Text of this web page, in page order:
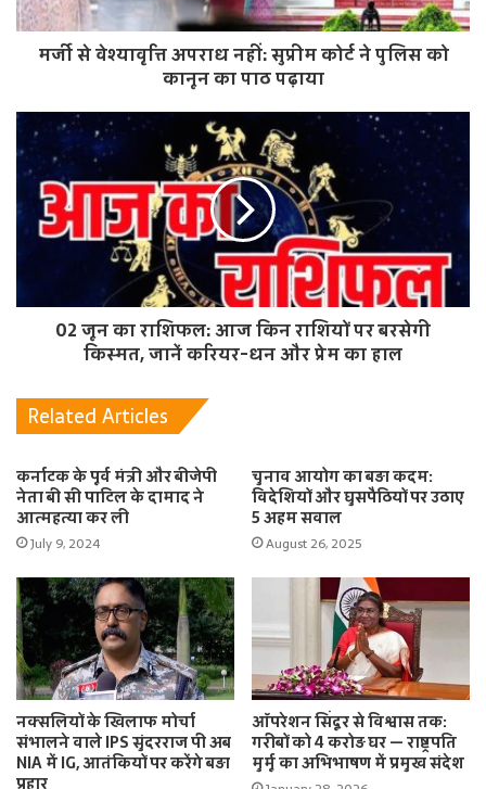
मर्जी से वेश्यावृत्ति अपराध नहीं: सुप्रीम कोर्ट ने पुलिस को
कानून का पाठ पढ़ाया
02 जून का राशिफल: आज किन राशियों पर बरसेगी
किस्मत, जानें करियर-धन और प्रेम का हाल
Related Articles
कर्नाटक के पूर्व मंत्री और बीजेपी
नेता बी सी पाटिल के दामाद ने
आत्महत्या कर ली
July 9, 2024
चुनाव आयोग का बड़ा कदम:
विदेशियों और घुसपैठियों पर उठाए
5 अहम सवाल
August 26, 2025
नक्सलियों के खिलाफ मोर्चा
संभालने वाले IPS सुंदरराज पी अब
NIA में IG, आतंकियों पर करेंगे बड़ा
प्रहार
ऑपरेशन सिंदूर से विश्वास तक:
गरीबों को 4 करोड़ घर — राष्ट्रपति
मुर्मू का अभिभाषण में प्रमुख संदेश